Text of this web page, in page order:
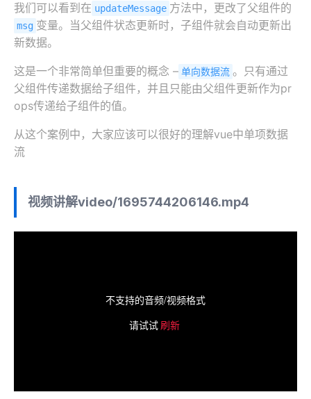
我们可以看到在 updateMessage 方法中，更改了父组件的
msg 变量。当父组件状态更新时，子组件就会自动更新出
新数据。
这是一个非常简单但重要的概念 – 单向数据流 。只有通过
父组件传递数据给子组件，并且只能由父组件更新作为pr
ops传递给子组件的值。
从这个案例中，大家应该可以很好的理解vue中单项数据
流
视频讲解video/1695744206146.mp4
不支持的音频/视频格式
请试试 刷新